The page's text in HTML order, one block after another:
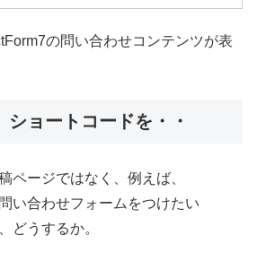
の問い合わせコンテンツが表
ショートコードを・・
ページではなく、例えば、
い合わせフォームをつけたい
どうするか。